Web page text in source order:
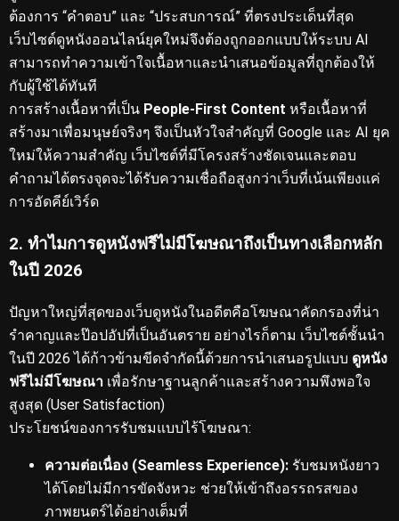
ต้องการ “คำตอบ” และ “ประสบการณ์” ที่ตรงประเด็นที่สุด
เว็บไซต์ดูหนังออนไลน์ยุคใหม่จึงต้องถูกออกแบบให้ระบบ AI
สามารถทำความเข้าใจเนื้อหาและนำเสนอข้อมูลที่ถูกต้องให้
กับผู้ใช้ได้ทันที
การสร้างเนื้อหาที่เป็น People-First Content หรือเนื้อหาที่
สร้างมาเพื่อมนุษย์จริงๆ จึงเป็นหัวใจสำคัญที่ Google และ AI ยุค
ใหม่ให้ความสำคัญ เว็บไซต์ที่มีโครงสร้างชัดเจนและตอบ
คำถามได้ตรงจุดจะได้รับความเชื่อถือสูงกว่าเว็บที่เน้นเพียงแค่
การอัดคีย์เวิร์ด
2. ทำไมการดูหนังฟรีไม่มีโฆษณาถึงเป็นทางเลือกหลัก
ในปี 2026
ปัญหาใหญ่ที่สุดของเว็บดูหนังในอดีตคือโฆษณาคัดกรองที่น่า
รำคาญและป๊อปอัปที่เป็นอันตราย อย่างไรก็ตาม เว็บไซต์ชั้นนำ
ในปี 2026 ได้ก้าวข้ามขีดจำกัดนี้ด้วยการนำเสนอรูปแบบ ดูหนัง
ฟรีไม่มีโฆษณา เพื่อรักษาฐานลูกค้าและสร้างความพึงพอใจ
สูงสุด (User Satisfaction)
ประโยชน์ของการรับชมแบบไร้โฆษณา:
ความต่อเนื่อง (Seamless Experience): รับชมหนังยาว
ได้โดยไม่มีการขัดจังหวะ ช่วยให้เข้าถึงอรรถรสของ
ภาพยนตร์ได้อย่างเต็มที่